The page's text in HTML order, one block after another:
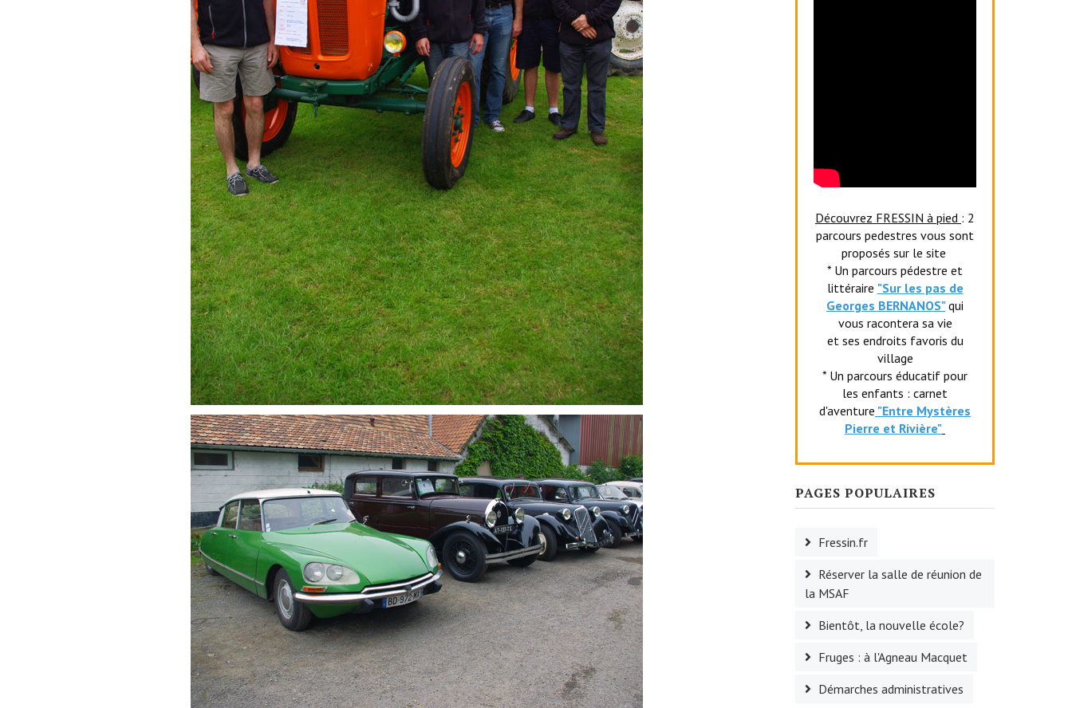
Découvrez FRESSIN à pied : 2
parcours pedestres vous sont
proposés sur le site
* Un parcours pédestre et
littéraire "Sur les pas de
Georges BERNANOS" qui
vous racontera sa vie
et ses endroits favoris du
village
* Un parcours éducatif pour
les enfants : carnet
d'aventure "Entre Mystères
Pierre et Rivière"
PAGES POPULAIRES
Fressin.fr
Réserver la salle de réunion de
la MSAF
Bientôt, la nouvelle école?
Fruges : à l'Agneau Macquet
Démarches administratives